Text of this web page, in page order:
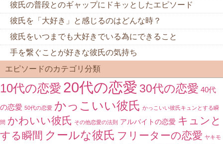
彼氏の普段とのギャップにドキッとしたエピソード
彼氏を「大好き」と感じるのはどんな時？
彼氏をいつまでも大好きでいる為にできること
手を繋ぐことが好きな彼氏の気持ち
エピソードのカテゴリ分類
10代の恋愛 20代の恋愛 30代の恋愛 40代
の恋愛 50代の恋愛 かっこいい彼氏 かっこいい彼氏キュンとする瞬
間 かわいい彼氏 その他恋愛の法則 アルバイトの恋愛 キュンと
する瞬間 クールな彼氏 フリーターの恋愛 ヤキモ